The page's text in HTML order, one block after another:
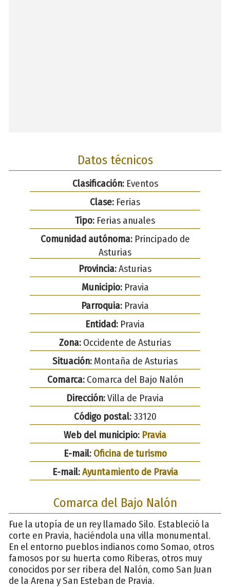
Datos técnicos
Clasificación:Eventos
Clase: Ferias
Tipo: Ferias anuales
Comunidad autónoma:Principado de
Asturias
Provincia:Asturias
Municipio:Pravia
Parroquia: Pravia
Entidad: Pravia
Zona: Occidente de Asturias
Situación: Montaña de Asturias
Comarca:Comarca del Bajo Nalón
Dirección:Villa de Pravia
Código postal:33120
Web del municipio: Pravia
E-mail: Oficina de turismo
E-mail:Ayuntamiento de Pravia
Comarca del Bajo Nalón
Fue la utopía de un rey llamado Silo. Estableció la
corte en Pravia, haciéndola una villa monumental.
En el entorno pueblos indianos como Somao, otros
famosos por su huerta como Riberas, otros muy
conocidos por ser ribera del Nalón, como San Juan
de la Arena y San Esteban de Pravia.